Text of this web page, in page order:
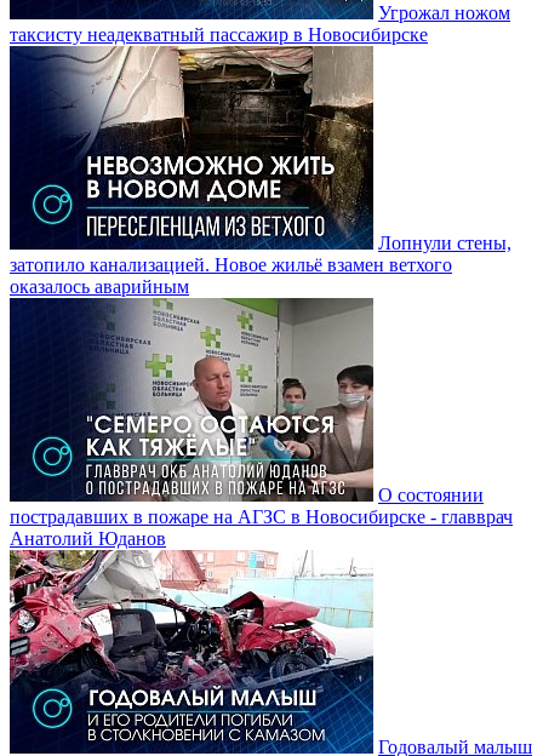
Угрожал ножом
таксисту неадекватный пассажир в Новосибирске
Лопнули стены,
затопило канализацией. Новое жильё взамен ветхого
оказалось аварийным
О состоянии
пострадавших в пожаре на АГЗС в Новосибирске - главврач
Анатолий Юданов
Годовалый малыш